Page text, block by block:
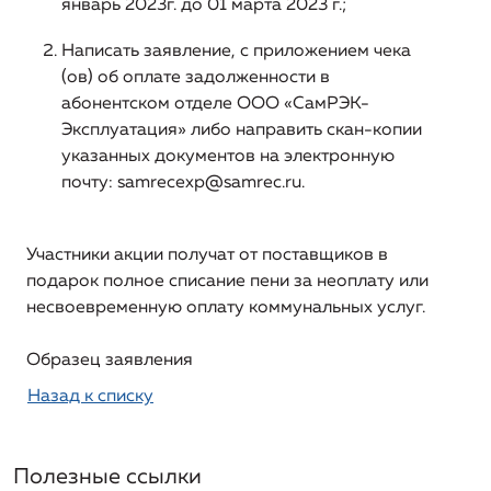
организации, включая структуру основных
производственных затрат (в части регулируемых
видов деятельности)
Информация о способах приобретения, стоимости и
объемах товаров, необходимых для производства
регулируемых товаров и (или) оказания регулируемых
услуг регулируемой организацией
регулируемой организации и отчетах об их
реализации
товары (услуги)
Информация о наличии (отсутствии) технической
регистрации и ходе реализации заявок на
январь 2023г. до 01 марта 2023 г.;
Написать заявление, с приложением чека
(ов) об оплате задолженности в
абонентском отделе ООО «СамРЭК-
Эксплуатация» либо направить скан-копии
указанных документов на электронную
почту: samrecexp@samrec.ru.
Участники акции получат от поставщиков в
подарок полное списание пени за неоплату или
несвоевременную оплату коммунальных услуг.
Образец заявления
Назад к списку
Полезные ссылки